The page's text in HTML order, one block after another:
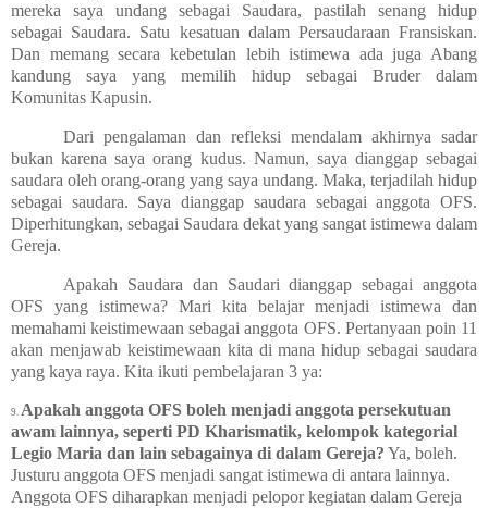
mereka saya undang sebagai Saudara, pastilah senang hidup
sebagai Saudara. Satu kesatuan dalam Persaudaraan Fransiskan.
Dan memang secara kebetulan lebih istimewa ada juga Abang
kandung saya yang memilih hidup sebagai Bruder dalam
Komunitas Kapusin.
Dari pengalaman dan refleksi mendalam akhirnya sadar
bukan karena saya orang kudus. Namun, saya dianggap sebagai
saudara oleh orang-orang yang saya undang. Maka, terjadilah hidup
sebagai saudara. Saya dianggap saudara sebagai anggota OFS.
Diperhitungkan, sebagai Saudara dekat yang sangat istimewa dalam
Gereja.
Apakah Saudara dan Saudari dianggap sebagai anggota
OFS yang istimewa? Mari kita belajar menjadi istimewa dan
memahami keistimewaan sebagai anggota OFS. Pertanyaan poin 11
akan menjawab keistimewaan kita di mana hidup sebagai saudara
yang kaya raya. Kita ikuti pembelajaran 3 ya:
Apakah anggota OFS boleh menjadi anggota persekutuan
awam lainnya, seperti PD Kharismatik, kelompok kategorial
Legio Maria dan lain sebagainya di dalam Gereja? Ya, boleh.
Justuru anggota OFS menjadi sangat istimewa di antara lainnya.
Anggota OFS diharapkan menjadi pelopor kegiatan dalam Gereja